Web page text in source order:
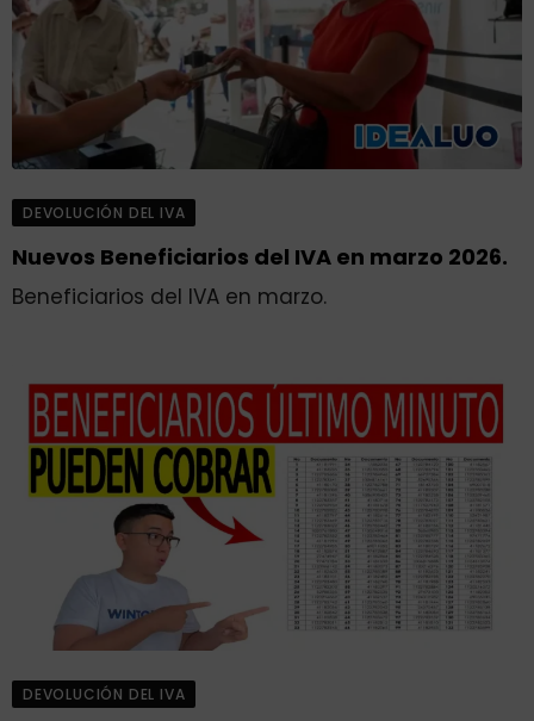
DEVOLUCIÓN DEL IVA
Nuevos Beneficiarios del IVA en marzo 2026.
Beneficiarios del IVA en marzo.
DEVOLUCIÓN DEL IVA